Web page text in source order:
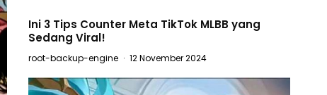
Ini 3 Tips Counter Meta TikTok MLBB yang
Sedang Viral!
root-backup-engine · 12 November 2024